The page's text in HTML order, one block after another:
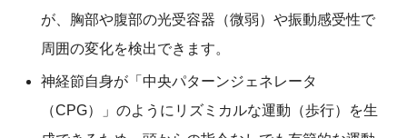
が、胸部や腹部の光受容器（微弱）や振動感受性で
周囲の変化を検出できます。
神経節自身が「中央パターンジェネレータ
（CPG）」のようにリズミカルな運動（歩行）を生